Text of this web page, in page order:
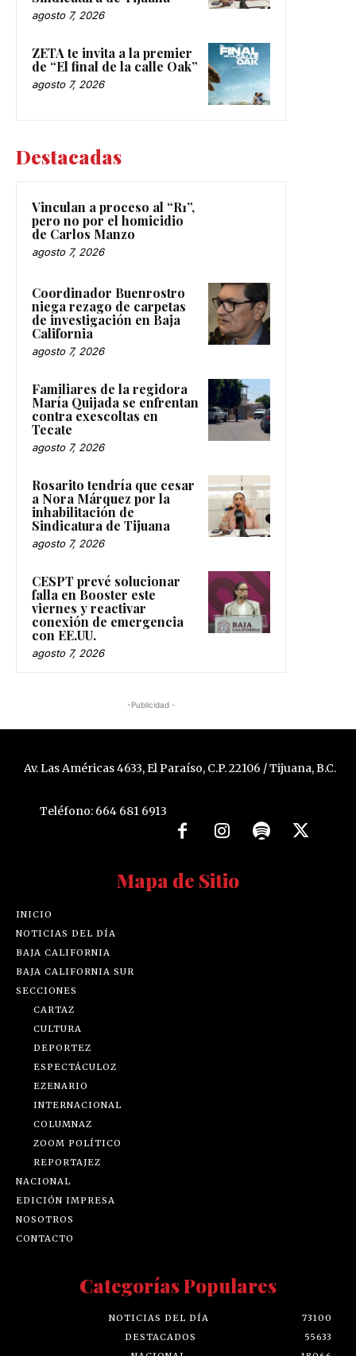
agosto 7, 2026
ZETA te invita a la premier
de “El final de la calle Oak”
agosto 7, 2026
Destacadas
Vinculan a proceso al “R1”,
pero no por el homicidio
de Carlos Manzo
agosto 7, 2026
Coordinador Buenrostro
niega rezago de carpetas
de investigación en Baja
California
agosto 7, 2026
Familiares de la regidora
María Quijada se enfrentan
contra exescoltas en
Tecate
agosto 7, 2026
Rosarito tendría que cesar
a Nora Márquez por la
inhabilitación de
Sindicatura de Tijuana
agosto 7, 2026
CESPT prevé solucionar
falla en Booster este
viernes y reactivar
conexión de emergencia
con EE.UU.
agosto 7, 2026
-Publicidad -
Av. Las Américas 4633, El Paraíso, C.P. 22106 / Tijuana, B.C.
Teléfono: 664 681 6913
Mapa de Sitio
INICIO
NOTICIAS DEL DÍA
BAJA CALIFORNIA
BAJA CALIFORNIA SUR
SECCIONES
CARTAZ
CULTURA
DEPORTEZ
ESPECTÁCULOZ
EZENARIO
INTERNACIONAL
COLUMNAZ
ZOOM POLÍTICO
REPORTAJEZ
NACIONAL
EDICIÓN IMPRESA
NOSOTROS
CONTACTO
Categorías Populares
NOTICIAS DEL DÍA
73100
DESTACADOS
55633